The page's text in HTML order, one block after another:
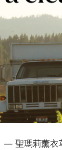
聖瑪莉薰衣